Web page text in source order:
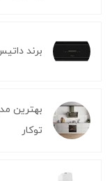
برند
بهترین
توکار